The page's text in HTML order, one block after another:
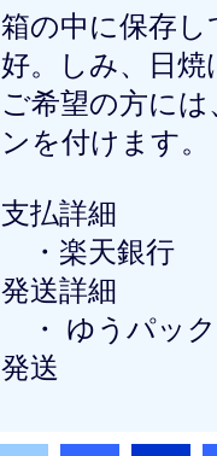
箱の中に保存
好。しみ、日
ご希望の方に
ンを付けます。
支払詳細
・楽天銀行
発送詳細
・ ゆうパッ
発送